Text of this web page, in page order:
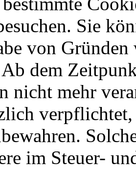
Sie
von
dem
nicht mehr
im Steuer-